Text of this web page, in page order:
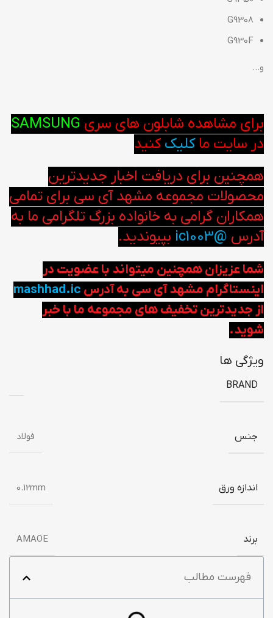
G9308
G930F
و…
برای مشاهده شابلون های سری SAMSUNG
در سایت ماکلیک کنید
همچنین برای دریافت اخبار جدیدترین
محصولات مجموعه مشهد آی سی برای تمامی
همکاران گرامی به خانواده بزرگ تلگرامی ما به
آدرس @ic1003 بپیوندید.
شما عزیزان همچنین میتواند با عضویت در
اینستاگرام مشهد آی سی به آدرس mashhad.ic
از جدیدترین تخفیف های مجموعه ما با خبر
شوید.
ویژگی ها
BRAND
جنس فولاد
اندازه ورق 0.12mm
برند AMAOE
فهرست مطالب